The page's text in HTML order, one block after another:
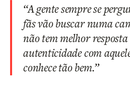
“A gente sempre se
fãs vão buscar numa
não tem melhor resposta
autenticidade com
conhece tão bem.”